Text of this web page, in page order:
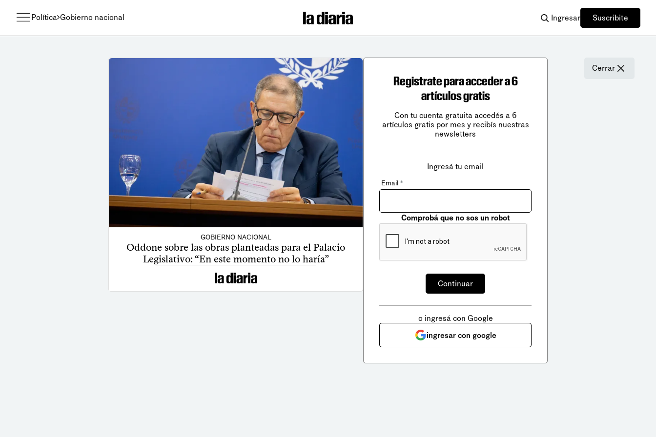
Política Gobierno nacional Ingresar Suscribite
GOBIERNO NACIONAL
Oddone sobre las obras planteadas para el Palacio
Legislativo: “En este momento no lo haría”
Cerrar
Registrate para acceder a 6
artículos gratis
Con tu cuenta gratuita accedés a 6
artículos gratis por mes y recibís nuestras
newsletters
Ingresá tu email
Email *
Comprobá que no sos un robot
o ingresá con Google
ingresar con google